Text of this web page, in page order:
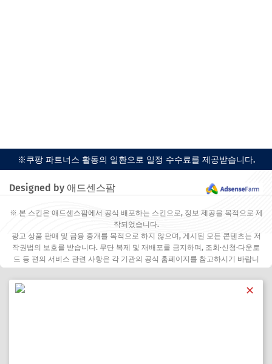
※쿠팡 파트너스 활동의 일환으로 일정 수수료를 제공받습니다.
Designed by 애드센스팜
※ 본 스킨은 애드센스팜에서 공식 배포하는 스킨으로, 정보 제공을 목적으로 제
작되었습니다.
광고 상품 판매 및 금융 중개를 목적으로 하지 않으며, 게시된 모든 콘텐츠는 저
작권법의 보호를 받습니다. 무단 복제 및 재배포를 금지하며, 조회·신청·다운로
드 등 편의 서비스 관련 사항은 각 기관의 공식 홈페이지를 참고하시기 바랍니
✕